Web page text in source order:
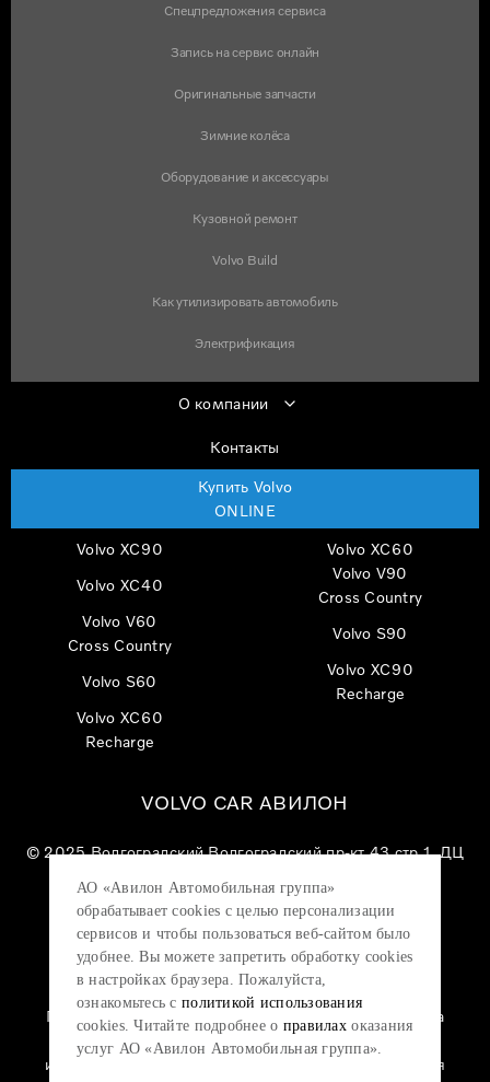
АО «Авилон Автомобильная группа»
обрабатывает cookies с целью персонализации
сервисов и чтобы пользоваться веб-сайтом было
удобнее. Вы можете запретить обработку сookies
в настройках браузера. Пожалуйста,
ознакомьтесь с политикой использования
cookies. Читайте подробнее о правилахоказания
услуг АО «Авилон Автомобильная группа».
Спецпредложения сервиса
Запись на сервис онлайн
Оригинальные запчасти
Зимние колёса
Оборудование и аксессуары
Кузовной ремонт
Volvo Build
Как утилизировать автомобиль
Электрификация
О компании
Контакты
Купить Volvo
ONLINE
Volvo XC90
Volvo XC60
Volvo XC40
Volvo V90
Cross Country
Volvo V60
Cross Country
Volvo S90
Volvo S60
Volvo XC90
Recharge
Volvo XC60
Recharge
VOLVO CAR АВИЛОН
© 2025Волгоградский Волгоградский пр-кт 43 стр 1, ДЦ
АО «Авилон АГ», ОГРН 1027700000151, ИНН
7705133757.
Политика конфиденциальности
Согласие на
обработку персональных данных
использования файлов cookie
Юридическая